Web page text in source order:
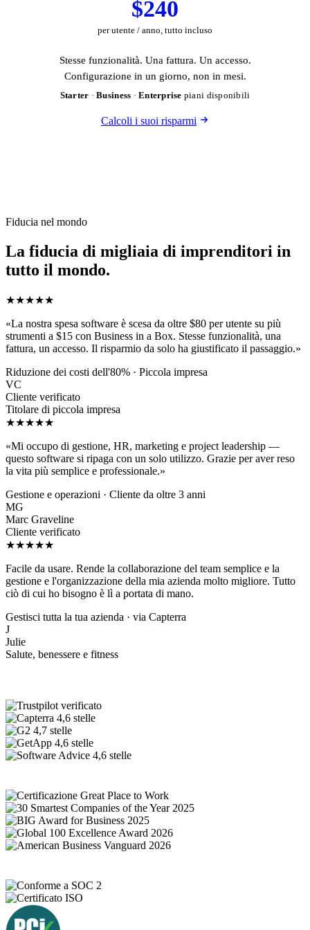
$240
per utente / anno, tutto incluso
Stesse funzionalità. Una fattura. Un accesso.
Configurazione in un giorno, non in mesi.
Starter ·Business ·Enterprise piani disponibili
Calcoli i suoi risparmi
Fiducia nel mondo
La fiducia di migliaia di imprenditori in
tutto il mondo.
★★★★★
«La nostra spesa software è scesa da oltre $80 per utente su più
strumenti a $15 con Business in a Box. Stesse funzionalità, una
fattura, un accesso. Il risparmio da solo ha giustificato il passaggio.»
Riduzione dei costi dell'80% · Piccola impresa
VC
Cliente verificato
Titolare di piccola impresa
★★★★★
«Mi occupo di gestione, HR, marketing e project leadership —
questo software si ripaga con un solo utilizzo. Grazie per aver reso
la vita più semplice e professionale.»
Gestione e operazioni · Cliente da oltre 3 anni
MG
Marc Graveline
Cliente verificato
★★★★★
Facile da usare. Rende la collaborazione del team semplice e la
gestione e l'organizzazione della mia azienda molto migliore. Tutto
ciò di cui ho bisogno è lì a portata di mano.
Gestisci tutta la tua azienda · via Capterra
J
Julie
Salute, benessere e fitness